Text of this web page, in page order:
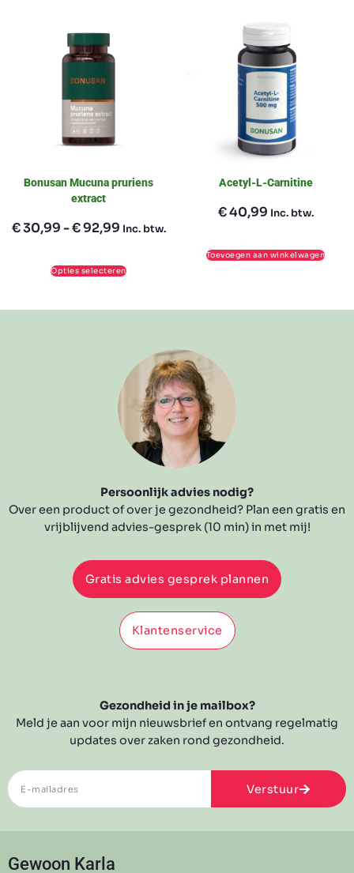
Bonusan Mucuna pruriens
extract
€30,99-€92,99 Inc. btw.
Opties selecteren
Acetyl-L-Carnitine
€40,99 Inc. btw.
Toevoegen aan winkelwagen
Persoonlijk advies nodig?
Over een product of over je gezondheid? Plan een gratis en
vrijblijvend advies-gesprek (10 min) in met mij!
Gratis advies gesprek plannen
Klantenservice
Gezondheid in je mailbox?
Meld je aan voor mijn nieuwsbrief en ontvang regelmatig
updates over zaken rond gezondheid.
Verstuur
Gewoon Karla